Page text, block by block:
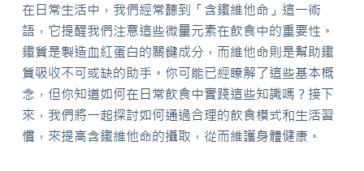
在日常生活中，我們經常聽到「含鐵維他命」這一術
語，它提醒我們注意這些微量元素在飲食中的重要性。
鐵質是製造血紅蛋白的關鍵成分，而維他命則是幫助鐵
質吸收不可或缺的助手。你可能已經瞭解了這些基本概
念，但你知道如何在日常飲食中實踐這些知識嗎？接下
來，我們將一起探討如何通過合理的飲食模式和生活習
慣，來提高含鐵維他命的攝取，從而維護身體健康。